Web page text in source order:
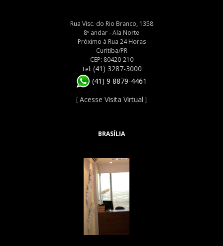
Rua Visc. do Rio Branco, 1358
8º andar - Ala Norte
Próximo à Rua 24 Horas
Curitiba/PR
CEP: 80420-210
Tel: (41) 3287-3000
(41) 9 8879-4461
[Acesse Visita Virtual ]
BRASÍLIA